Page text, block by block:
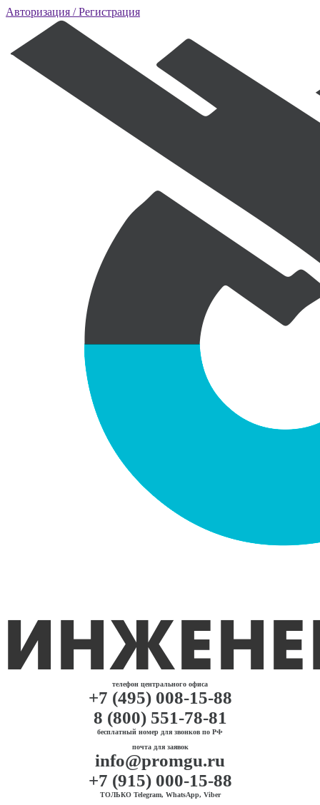
Авторизация / Регистрация
телефон центрального офиса
+7 (495) 008-15-88
8 (800) 551-78-81
бесплатный номер для звонков по РФ
почта для заявок
info@promgu.ru
+7 (915) 000-15-88
ТОЛЬКО Telegram, WhatsApp, Viber